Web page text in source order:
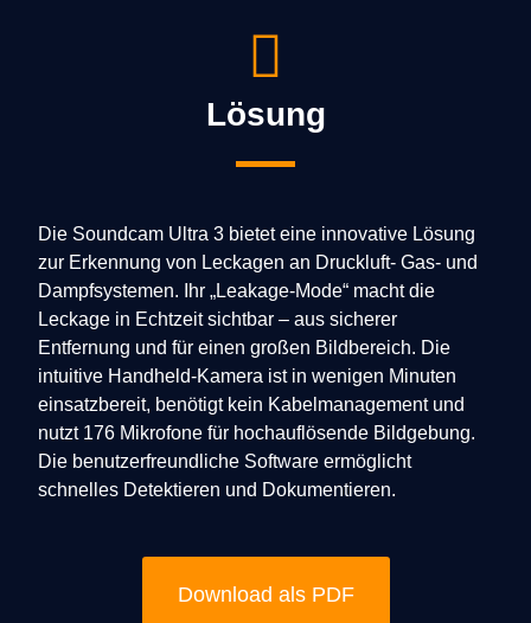
Lösung
Die Soundcam Ultra 3 bietet eine innovative Lösung
zur Erkennung von Leckagen an Druckluft- Gas- und
Dampfsystemen. Ihr „Leakage-Mode“ macht die
Leckage in Echtzeit sichtbar – aus sicherer
Entfernung und für einen großen Bildbereich. Die
intuitive Handheld-Kamera ist in wenigen Minuten
einsatzbereit, benötigt kein Kabelmanagement und
nutzt 176 Mikrofone für hochauflösende Bildgebung.
Die benutzerfreundliche Software ermöglicht
schnelles Detektieren und Dokumentieren.
Download als PDF